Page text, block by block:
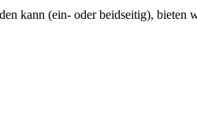
kann (ein- oder beidseitig),